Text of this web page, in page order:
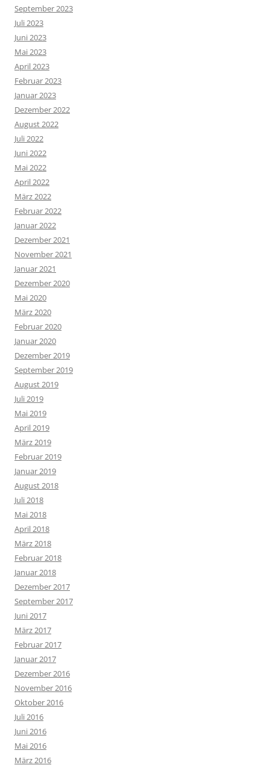
September 2023
Juli 2023
Juni 2023
Mai 2023
April 2023
Februar 2023
Januar 2023
Dezember 2022
August 2022
Juli 2022
Juni 2022
Mai 2022
April 2022
März 2022
Februar 2022
Januar 2022
Dezember 2021
November 2021
Januar 2021
Dezember 2020
Mai 2020
März 2020
Februar 2020
Januar 2020
Dezember 2019
September 2019
August 2019
Juli 2019
Mai 2019
April 2019
März 2019
Februar 2019
Januar 2019
August 2018
Juli 2018
Mai 2018
April 2018
März 2018
Februar 2018
Januar 2018
Dezember 2017
September 2017
Juni 2017
März 2017
Februar 2017
Januar 2017
Dezember 2016
November 2016
Oktober 2016
Juli 2016
Juni 2016
Mai 2016
März 2016